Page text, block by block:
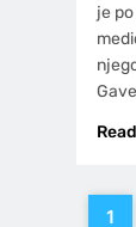
je
1